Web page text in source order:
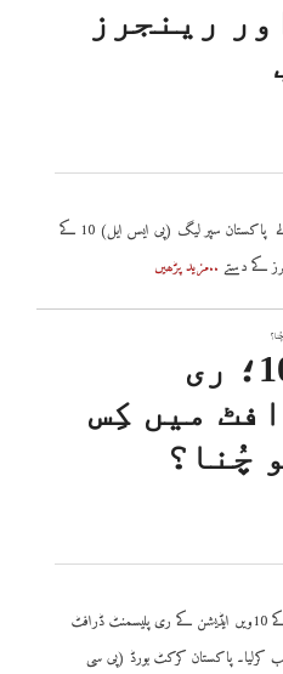
رینجرز
لاہور، راولپنڈی اور ملتان میں ہونے والے پاکستان سپر لیگ (پی ایس ایل) 10 کے
کے دستے ..مزید پڑھیں
پی ایس ایل10؛ ری
میں کِس
چُنا؟
لاہور:پاکستان سپر لیگ (پی ایس ایل) کے 10ویں ایڈیشن کے ری پلیسمنٹ ڈرافٹ
کرلیا۔ پاکستان کرکٹ بورڈ (پی سی